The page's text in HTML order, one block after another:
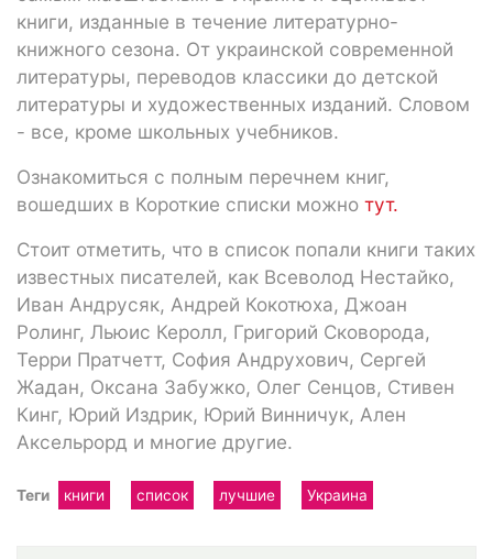
книги, изданные в течение литературно-
книжного сезона. От украинской современной
литературы, переводов классики до детской
литературы и художественных изданий. Словом
- все, кроме школьных учебников.
Ознакомиться с полным перечнем книг,
вошедших в Короткие списки можно тут.
Стоит отметить, что в список попали книги таких
известных писателей, как Всеволод Нестайко,
Иван Андрусяк, Андрей Кокотюха, Джоан
Ролинг, Льюис Керолл, Григорий Сковорода,
Терри Пратчетт, София Андрухович, Сергей
Жадан, Оксана Забужко, Олег Сенцов, Стивен
Кинг, Юрий Издрик, Юрий Винничук, Ален
Аксельрорд и многие другие.
Теги книги список лучшие Украина